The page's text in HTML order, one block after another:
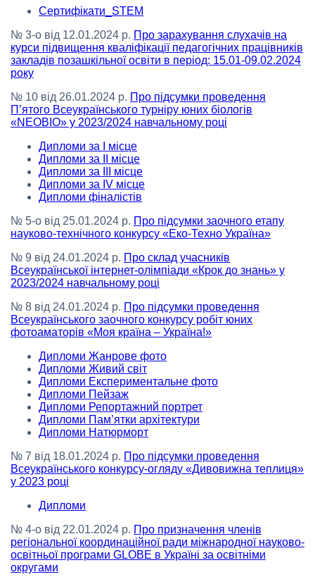
Сертифікати_STEM
№ 3-о від 12.01.2024 р. Про зарахування слухачів на
курси підвищення кваліфікації педагогічних працівників
закладів позашкільної освіти в період: 15.01-09.02.2024
року
№ 10 від 26.01.2024 р. Про підсумки проведення
П’ятого Всеукраїнського турніру юних біологів
«NEOBIO» у 2023/2024 навчальному році
Дипломи за І місце
Дипломи за ІІ місце
Дипломи за ІІІ місце
Дипломи за ІV місце
Дипломи фіналістів
№ 5-о від 25.01.2024 р. Про підсумки заочного етапу
науково-технічного конкурсу «Eкo-Техно Україна»
№ 9 від 24.01.2024 р. Про склад учасників
Всеукраїнської інтернет-олімпіади «Крок до знань» у
2023/2024 навчальному році
№ 8 від 24.01.2024 р. Про підсумки проведення
Всеукраїнського заочного конкурсу робіт юних
фотоаматорів «Моя країна – Україна!»
Дипломи Жанрове фото
Дипломи Живий світ
Дипломи Експериментальне фото
Дипломи Пейзаж
Дипломи Репортажний портрет
Дипломи Пам’ятки архітектури
Дипломи Натюрморт
№ 7 від 18.01.2024 р. Про підсумки проведення
Всеукраїнського конкурсу-огляду «Дивовижна теплиця»
у 2023 році
Дипломи
№ 4-о від 22.01.2024 р. Про призначення членів
регіональної координаційної ради міжнародної науково-
освітньої програми GLOBE в Україні за освітніми
округами